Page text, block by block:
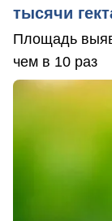
тысячи
Площадь
чем в 10 раз